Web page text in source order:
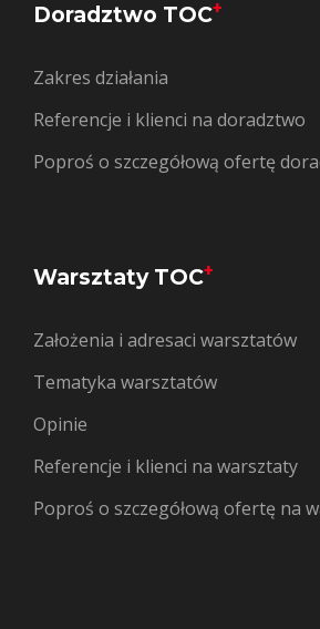
Doradztwo TOC+
Zakres działania
Referencje i klienci na doradztwo
Poproś o szczegółową ofertę
Warsztaty TOC+
Założenia i adresaci warsztatów
Tematyka warsztatów
Opinie
Referencje i klienci na warsztaty
Poproś o szczegółową ofertę na